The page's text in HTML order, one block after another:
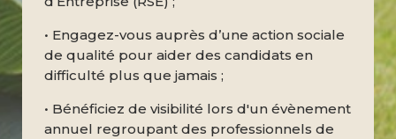
• Engagez-vous auprès d’une action sociale
de qualité pour aider des candidats en
difficulté plus que jamais ;
• Bénéficiez de visibilité lors d'un évènement
annuel regroupant des professionnels de